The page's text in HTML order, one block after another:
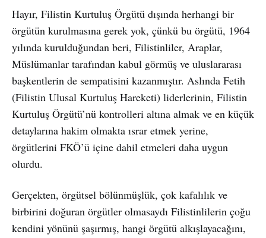
Hayır, Filistin Kurtuluş Örgütü dışında herhangi bir
örgütün kurulmasına gerek yok, çünkü bu örgütü, 1964
yılında kurulduğundan beri, Filistinliler, Araplar,
Müslümanlar tarafından kabul görmüş ve uluslararası
başkentlerin de sempatisini kazanmıştır. Aslında Fetih
(Filistin Ulusal Kurtuluş Hareketi) liderlerinin, Filistin
Kurtuluş Örgütü’nü kontrolleri altına almak ve en küçük
detaylarına hakim olmakta ısrar etmek yerine,
örgütlerini FKÖ’ü içine dahil etmeleri daha uygun
olurdu.
Gerçekten, örgütsel bölünmüşlük, çok kafalılık ve
birbirini doğuran örgütler olmasaydı Filistinlilerin çoğu
kendini yönünü şaşırmış, hangi örgütü alkışlayacağını,